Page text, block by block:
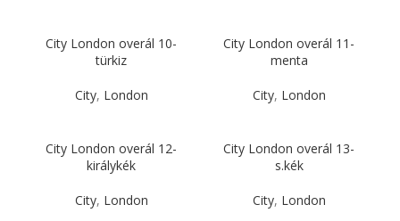
City London overál 10-
türkiz
City, London
City London overál 11-
menta
City, London
City London overál 12-
királykék
City, London
City London overál 13-
s.kék
City, London